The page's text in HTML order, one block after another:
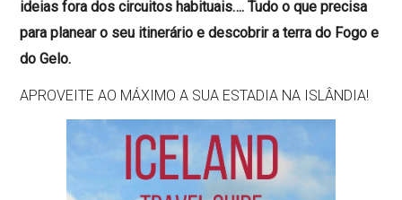
ideias fora dos circuitos habituais…. Tudo o que precisa
para planear o seu itinerário e descobrir a terra do Fogo e
do Gelo.
APROVEITE AO MÁXIMO A SUA ESTADIA NA ISLÂNDIA!